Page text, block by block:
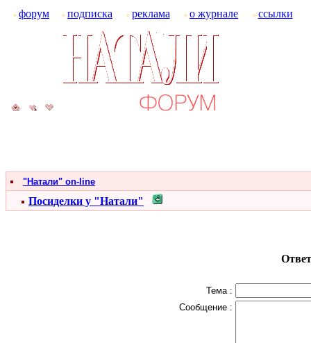
форум подписка реклама о журнале ссылки
"Натали" on-line
Посиделки у "Натали"
Тема :
Сообщение :